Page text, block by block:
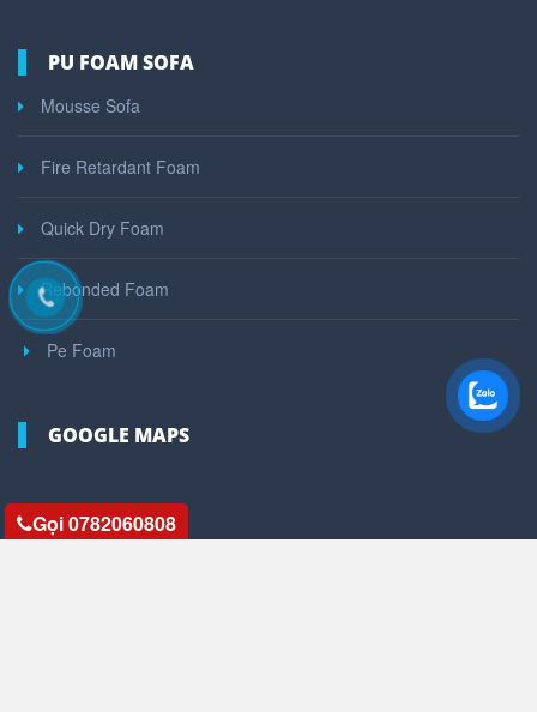
PU FOAM SOFA
Mousse Sofa
Fire Retardant Foam
Quick Dry Foam
Rebonded Foam
Pe Foam
GOOGLE MAPS
Gọi 0782060808